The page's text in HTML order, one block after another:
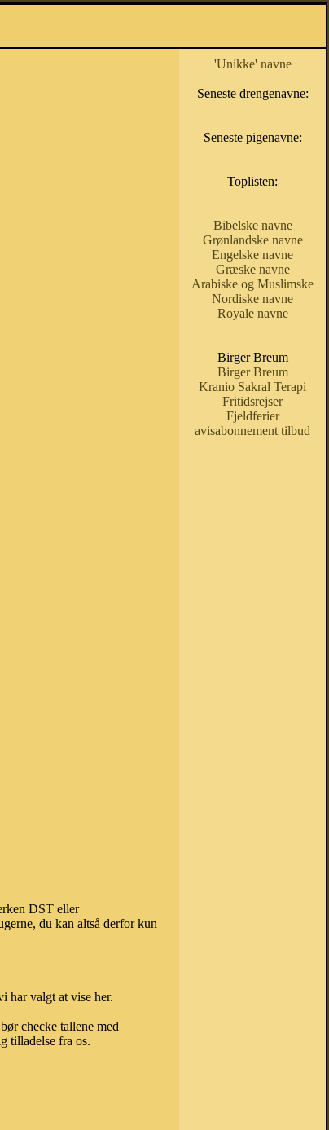
DST eller
du kan altså derfor kun
har valgt at vise her.
checke tallene med
tilladelse fra os.
'Unikke' navne
Seneste drengenavne:
Seneste pigenavne:
Toplisten:
Bibelske navne
Grønlandske navne
Engelske navne
Græske navne
Arabiske og Muslimske
Nordiske navne
Royale navne
Birger Breum
Birger Breum
Kranio Sakral Terapi
Fritidsrejser
Fjeldferier
avisabonnement tilbud